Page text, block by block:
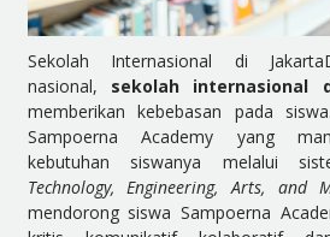
Sekolah Internasional di
nasional, sekolah internasional
memberikan kebebasan pada
Sampoerna Academy yang
kebutuhan siswanya melalui
Technology, Engineering, Arts, and
mendorong siswa Sampoerna